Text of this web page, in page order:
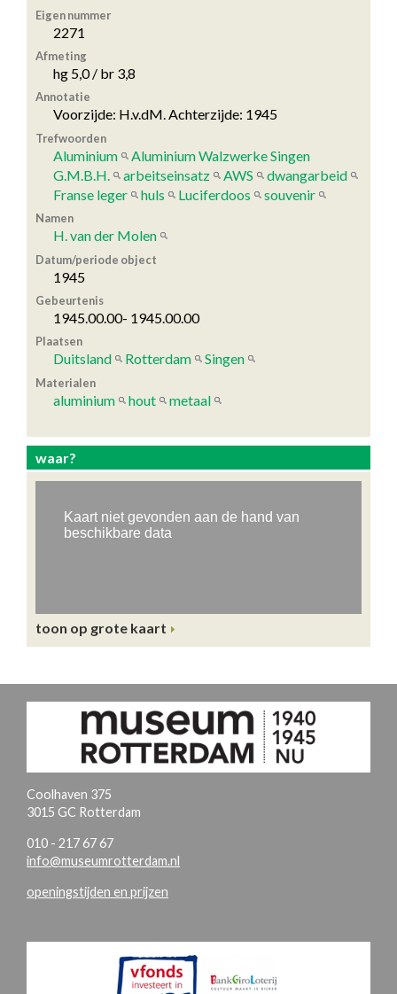
Eigen nummer
2271
Afmeting
hg 5,0 / br 3,8
Annotatie
Voorzijde: H.v.dM. Achterzijde: 1945
Trefwoorden
Aluminium
Aluminium Walzwerke Singen
G.M.B.H.
arbeitseinsatz AWS
dwangarbeid
Franse leger
huls Luciferdoos souvenir
Namen
H. van der Molen
Datum/periode object
1945
Gebeurtenis
1945.00.00- 1945.00.00
Plaatsen
Duitsland Rotterdam Singen
Materialen
aluminium hout metaal
waar?
toon op grote kaart
Coolhaven 375
3015 GC Rotterdam
010 - 217 67 67
info@museumrotterdam.nl
openingstijden en prijzen